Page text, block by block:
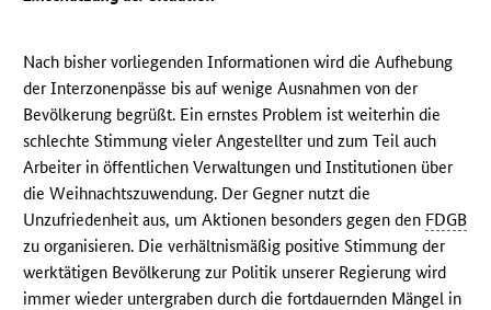
Nach bisher vorliegenden Informationen wird die Aufhebung
der Interzonenpässe bis auf wenige Ausnahmen von der
Bevölkerung begrüßt. Ein ernstes Problem ist weiterhin die
schlechte Stimmung vieler Angestellter und zum Teil auch
Arbeiter in öffentlichen Verwaltungen und Institutionen über
die Weihnachtszuwendung. Der Gegner nutzt die
Unzufriedenheit aus, um Aktionen besonders gegen den FDGB
zu organisieren. Die verhältnismäßig positive Stimmung der
werktätigen Bevölkerung zur Politik unserer Regierung wird
immer wieder untergraben durch die fortdauernden Mängel in